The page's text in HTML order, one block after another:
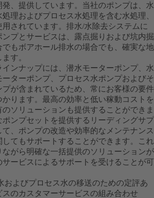
、提供しています。当社のポンプは、水
理およびプロセス水処理を含む水処理、
用されています。排水/水除去システムに
ンプとサービスは、露点掘りおよび坑内掘
でもボアホール排水の場合でも、確実な地
す。
ンナップには、潜水モーターポンプ、水
ーターポンプ、プロセス水ポンプおよびそ
が含まれているため、常にお客様の要件
ります。最高の効率と低い稼動コストを
ソリューションも提供することができま
ンプセットを提供するリーディングサプ
、ポンプの改造や効率的なメンテナンス
てもサポートすることができます。これ
がら明確な一括提供のソリューションが
ービスによるサポートを受けることが可
およびプロセス水の移送のための定評あ
のカスタマーサービスの組み合わせ